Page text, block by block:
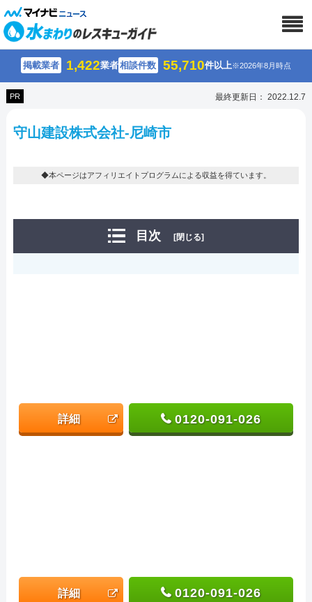
掲載業者 1,422業者相談件数 55,710件以上※2026年8月時点
PR 最終更新日： 2022.12.7
守山建設株式会社-尼崎市
◆本ページはアフィリエイトプログラムによる収益を得ています。
目次 [閉じる]
詳細 0120-091-026
詳細 0120-091-026